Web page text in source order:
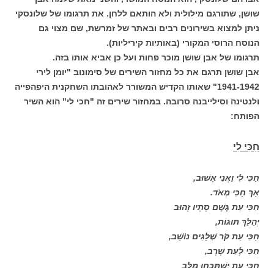
שושן, שתורגם מילולית ולא הותאם ללחן. את תרגומו של שלונסקי
ניתן למצוא בשירונים רבים ובאתר של זמרשת, שם מצוי גם
הנוסח הרוסי המקורי (באותיות קיריליות).
תרגומו של אבן שושן מוכר פחות ועל כן אביא אותו בזה.
אבן שושן תרגם את כל מחזור השירים של סימונוב "יומן לירי
1941-1942" שאותו הקדיש המשורר לאהובתו השחקנית היפהפייה
ולנטינה וסילייבנה סרובה. במחזור שירים זה "חכי לי" הוא השיר
הפותח:
חַכִּי לִי
חַכִּי לִי וַאֲנִי אָשׁוּב,
אַךְ חַכִּי מְאֹד.
חַכִּי עֵת גֶּשֶׁם סְתָיו זָהוּב
יְהַלֵּךְ תּוּגוֹת,
חַכִּי עֵת קֹר שְׁלָגִים נוֹשֵׁב,
חַכִּי לְעֵת שָׁרָב,
חַכִּי עֵת יִשְׁתַּכְּחוּ מִלֵּב